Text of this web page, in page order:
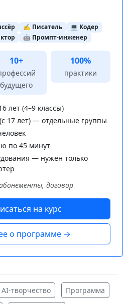
✍️ Писатель
💻 Кодер
🤖 Промпт-инженер
10+
будущего
100%
практики
лет (4–9 классы)
17 лет) — отдельные группы
по 45 минут
— нужен только
договор
на курс
о программе →
творчество Программа